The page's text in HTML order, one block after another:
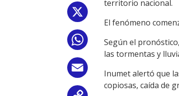
WhatsApp
Email
territorio nacional.
El fenómeno
Según el
las tormentas y
Inumet alertó que
copiosas, caída de